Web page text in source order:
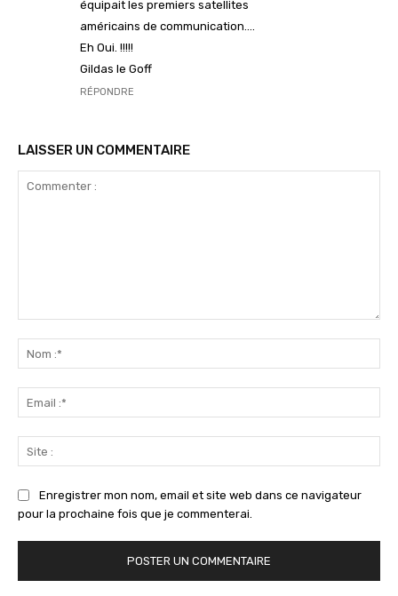
équipait les premiers satellites
américains de communication….
Eh Oui. !!!!!
Gildas le Goff
RÉPONDRE
LAISSER UN COMMENTAIRE
:*
:*
:
Enregistrer mon nom, email et site web dans ce navigateur
pour la prochaine fois que je commenterai.